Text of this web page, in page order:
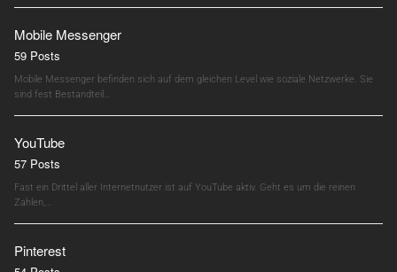
Mobile Messenger
59 Posts
Mobile Messenger befinden sich auf dem gleichen Level wie soziale Netzwerke. Sie
sind fest Bestandteil…
YouTube
57 Posts
Fast ein Drittel aller Internetnutzer ist auf YouTube aktiv. Geht es um die reinen
Zahlen,…
Pinterest